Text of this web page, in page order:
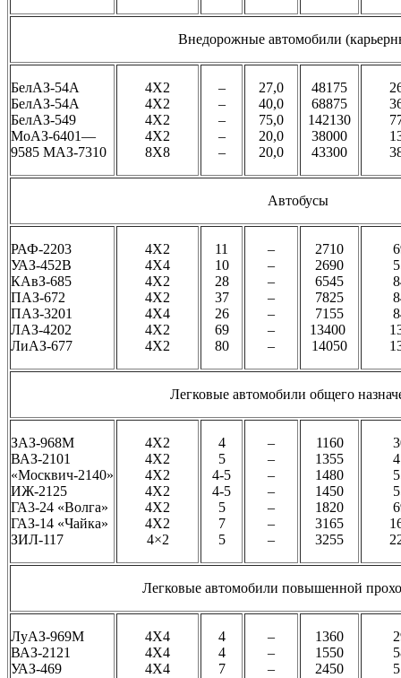
Внедорожные автомобили
БелАЗ-54А
БелАЗ-54А
БелАЗ-549
МоАЗ-6401—
9585 МАЗ-7310
4Х2
4Х2
4Х2
4Х2
8Х8
–
–
–
–
–
27,0
40,0
75,0
20,0
20,0
48175
68875
142130
38000
43300
Автобусы
РАФ-2203
УАЗ-452В
КАвЗ-685
ПАЗ-672
ПАЗ-3201
ЛАЗ-4202
ЛиАЗ-677
4Х2
4Х4
4Х2
4Х2
4Х4
4Х2
4Х2
11
10
28
37
26
69
80
–
–
–
–
–
–
–
2710
2690
6545
7825
7155
13400
14050
Легковые автомобили общего
ЗАЗ-968М
ВАЗ-2101
«Москвич-2140»
ИЖ-2125
ГА3-24 «Волга»
ГАЗ-14 «Чайка»
ЗИЛ-117
4Х2
4Х2
4Х2
4Х2
4Х2
4Х2
4×2
4
5
4-5
4-5
5
7
5
–
–
–
–
–
–
–
1160
1355
1480
1450
1820
3165
3255
Легковые автомобили повышенной
ЛуАЗ-969М
ВАЗ-2121
УАЗ-469
4Х4
4Х4
4Х4
4
4
7
–
–
–
1360
1550
2450